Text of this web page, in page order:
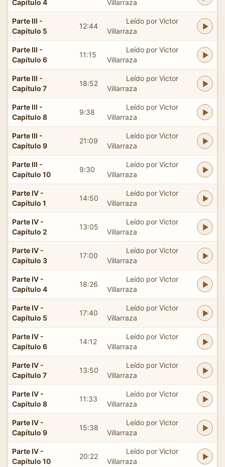
Capítulo 4 Villarraza
Parte III -
Capítulo 5
12:44
Leído por Victor
Villarraza
Parte III -
Capítulo 6
11:15
Leído por Victor
Villarraza
Parte III -
Capítulo 7
18:52
Leído por Victor
Villarraza
Parte III -
Capítulo 8
9:38
Leído por Victor
Villarraza
Parte III -
Capítulo 9
21:09
Leído por Victor
Villarraza
Parte III -
Capítulo 10
9:30
Leído por Victor
Villarraza
Parte IV -
Capítulo 1
14:50
Leído por Victor
Villarraza
Parte IV -
Capítulo 2
13:05
Leído por Victor
Villarraza
Parte IV -
Capítulo 3
17:00
Leído por Victor
Villarraza
Parte IV -
Capítulo 4
18:26
Leído por Victor
Villarraza
Parte IV -
Capítulo 5
17:40
Leído por Victor
Villarraza
Parte IV -
Capítulo 6
14:12
Leído por Victor
Villarraza
Parte IV -
Capítulo 7
13:50
Leído por Victor
Villarraza
Parte IV -
Capítulo 8
11:33
Leído por Victor
Villarraza
Parte IV -
Capítulo 9
15:38
Leído por Victor
Villarraza
Parte IV -
Capítulo 10
20:22
Leído por Victor
Villarraza